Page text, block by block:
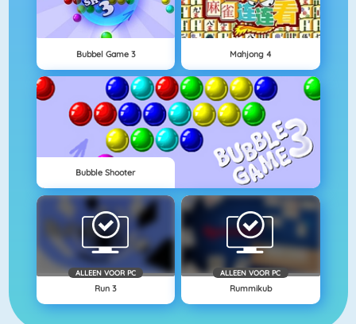
Bubbel Game 3 Mahjong 4
Bubble Shooter
ALLEEN VOOR PC
Run 3
ALLEEN VOOR PC
Rummikub